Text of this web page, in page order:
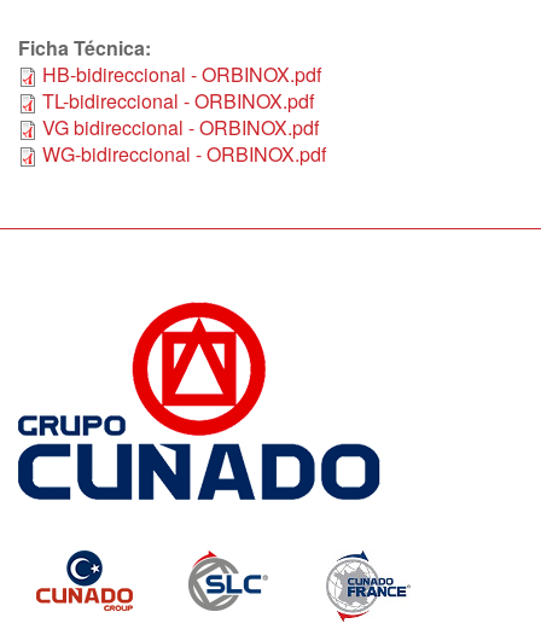
Ficha Técnica:
HB-bidireccional - ORBINOX.pdf
TL-bidireccional - ORBINOX.pdf
VG bidireccional - ORBINOX.pdf
WG-bidireccional - ORBINOX.pdf